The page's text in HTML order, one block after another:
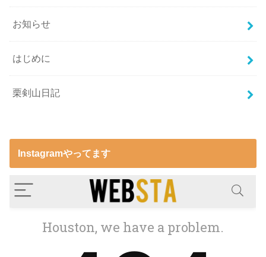
お知らせ
はじめに
栗剣山日記
Instagramやってます